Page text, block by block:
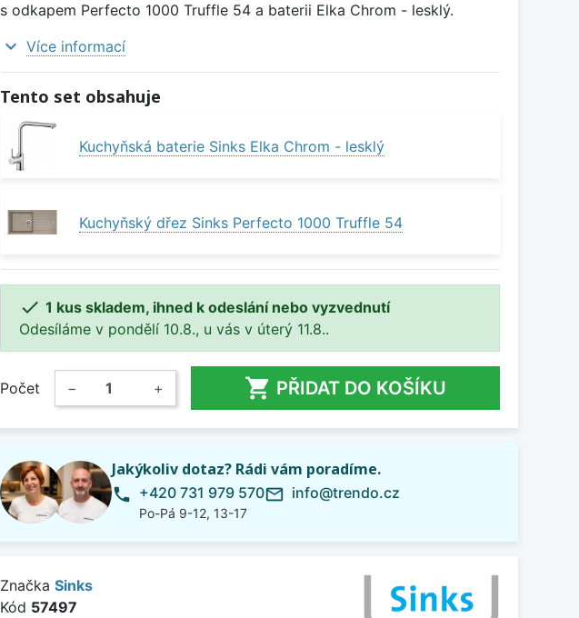
s odkapem Perfecto 1000 Truffle 54 a baterii Elka Chrom - lesklý.
expand_more Více informací
Tento set obsahuje
Kuchyňská baterie Sinks Elka Chrom - lesklý
Kuchyňský dřez Sinks Perfecto 1000 Truffle 54
 1 kus skladem, ihned k odeslání nebo vyzvednutí
Odesíláme v pondělí 10.8., u vás v úterý 11.8..
Počet − +  PŘIDAT DO KOŠÍKU
Jakýkoliv dotaz? Rádi vám poradíme.
phone +420 731 979 570
Po-Pá 9-12, 13-17
mail_outline info@trendo.cz
Značka Sinks
Kód 57497